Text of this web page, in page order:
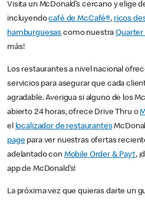
Visita un McDonald’s cercano y elige
incluyendocafé de McCafé®, ricos
hamburguesas como nuestraQuarter
más!
Los restaurantes a nivel nacional
servicios para asegurar que cada
agradable. Averigua si alguno de los
abierto 24 horas, ofrece Drive Thru o
el localizador de restaurantes
pagepara ver nuestras ofertas
adelantado con Mobile Order & Pay†,
app de McDonald’s!
La próxima vez que quieras darte un